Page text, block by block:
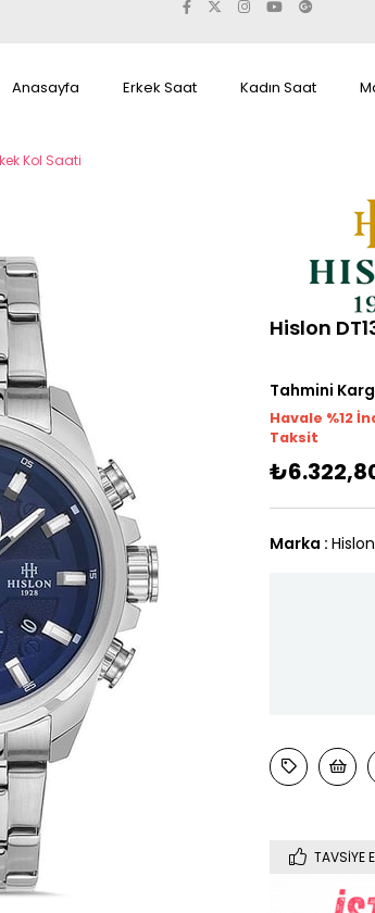
Anasayfa Erkek Saat Kadın Saat
Kol Saati
Hislon
Tahmini
Havale %12
Taksit
Marka : Hislon
TAVSIYE